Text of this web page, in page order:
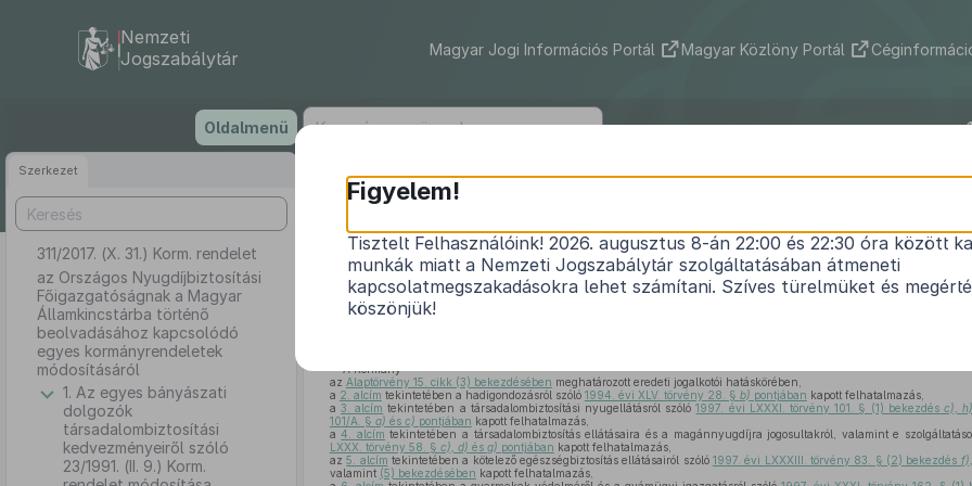
tartalomra
Nemzeti
Jogszabálytár
Magyar Jogi Információs Portál Magyar Közlöny Portál
Oldalmenü
Szerkezet
311/2017. (X. 31.) Korm. rendelet
az Országos Nyugdíjbiztosítási
Főigazgatóságnak a Magyar
Államkincstárba történő
beolvadásához kapcsolódó
egyes kormányrendeletek
módosításáról
1. Az egyes bányászati
dolgozók
társadalombiztosítási
kedvezményeiről szóló
23/1991. (II. 9.) Korm.
311/2017. (X. 31.) Korm. rendelet
az Országos Nyugdíjbiztosítási Főigazgatóságnak a Magyar
történő beolvadásához kapcsolódó egyes kormányrendeletek
A Kormány
az Alaptörvény 15. cikk (3) bekezdésében meghatározott eredeti jogalkotói hatáskörében,
a 2. alcím tekintetében a hadigondozásról szóló 1994. évi XLV. törvény 28. § b) pontjában kapott felhatalmazás,
a 3. alcím tekintetében a társadalombiztosítási nyugellátásról szóló1997. évi LXXXI. törvény 101. § (1) bekezdésc),
101/A. § a) és c) pontjában kapott felhatalmazás,
a4. alcím tekintetében a társadalombiztosítás ellátásaira és a magánnyugdíjra jogosultakról, valamint e
LXXX. törvény 58. § c), d) és g) pontjában kapott felhatalmazás,
az5. alcím tekintetében a kötelező egészségbiztosítás ellátásairól szóló 1997. évi LXXXIII. törvény 83. § (2) bekezdés
valamint (5) bekezdésében kapott felhatalmazás,
Figyelem!
Tisztelt Felhasználóink! 2026. augusztus 8-án 22:00 és 22:30 óra között
munkák miatt a Nemzeti Jogszabálytár szolgáltatásában átmeneti
kapcsolatmegszakadásokra lehet számítani. Szíves türelmüket és
köszönjük!